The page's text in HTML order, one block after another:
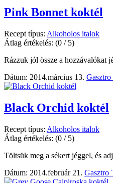
Pink Bonnet koktél
Recept típus: Alkoholos italok
Átlag értékelés: (0 / 5)
Rázzuk jól össze a hozzávalókat
Dátum: 2014.március 13. Gasztro
Black Orchid koktél
Recept típus: Alkoholos italok
Átlag értékelés: (0 / 5)
Töltsük meg a sékert jéggel, és
Dátum: 2014.február 21. Gasztro